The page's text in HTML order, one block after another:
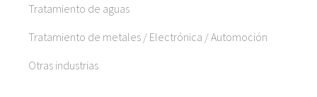
Tratamiento de aguas
Tratamiento de metales / Electrónica / Automoción
Otras industrias